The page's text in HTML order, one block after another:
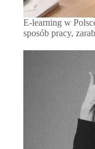
E-learning w
sposób pracy,